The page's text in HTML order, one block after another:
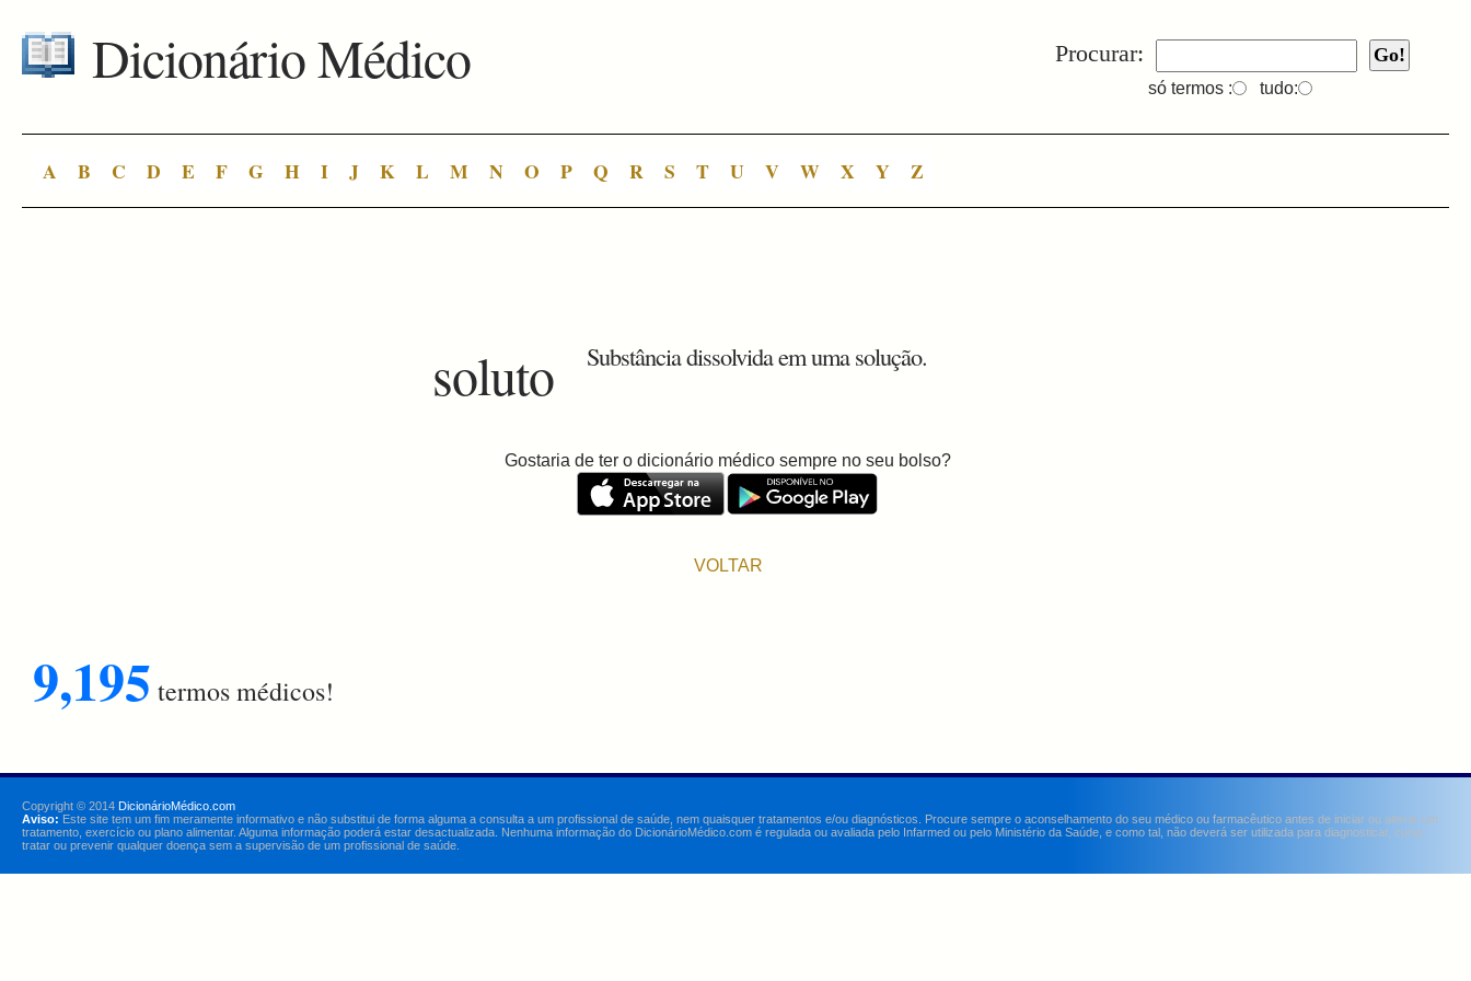
Procurar:
só termos : tudo:
Dicionário Médico
A B C D E F G H I J K L M N O P Q R S T U V W X Y Z
soluto Substância dissolvida em uma solução.
Gostaria de ter o dicionário médico sempre no seu bolso?
VOLTAR
9,195 termos médicos!
Copyright © 2014 DicionárioMédico.com
Aviso: Este site tem um fim meramente informativo e não substitui de forma alguma a consulta a um profissional de saúde, nem quaisquer tratamentos e/ou diagnósticos. Procure sempre o aconselhamento do seu médico ou farmacêutico antes de iniciar ou alterar um
tratamento, exercício ou plano alimentar. Alguma informação poderá estar desactualizada. Nenhuma informação do DicionárioMédico.com é regulada ou avaliada pelo Infarmed ou pelo Ministério da Saúde, e como tal, não deverá ser utilizada para diagnosticar, curar,
tratar ou prevenir qualquer doença sem a supervisão de um profissional de saúde.